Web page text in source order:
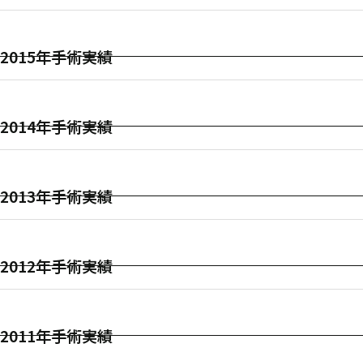
2015年手術実績
2014年手術実績
2013年手術実績
2012年手術実績
2011年手術実績